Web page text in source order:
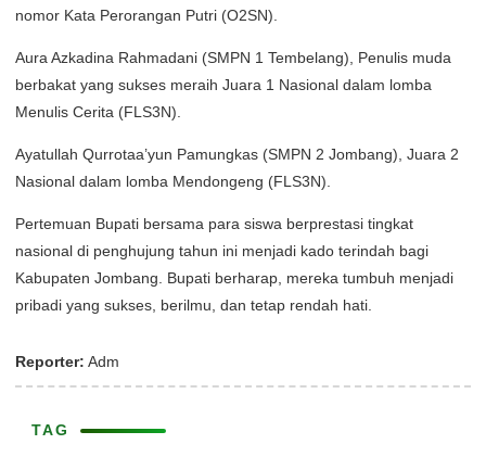
nomor Kata Perorangan Putri (O2SN).
Aura Azkadina Rahmadani (SMPN 1 Tembelang), Penulis muda
berbakat yang sukses meraih Juara 1 Nasional dalam lomba
Menulis Cerita (FLS3N).
Ayatullah Qurrotaa’yun Pamungkas (SMPN 2 Jombang), Juara 2
Nasional dalam lomba Mendongeng (FLS3N).
Pertemuan Bupati bersama para siswa berprestasi tingkat
nasional di penghujung tahun ini menjadi kado terindah bagi
Kabupaten Jombang. Bupati berharap, mereka tumbuh menjadi
pribadi yang sukses, berilmu, dan tetap rendah hati.
Reporter: Adm
TAG